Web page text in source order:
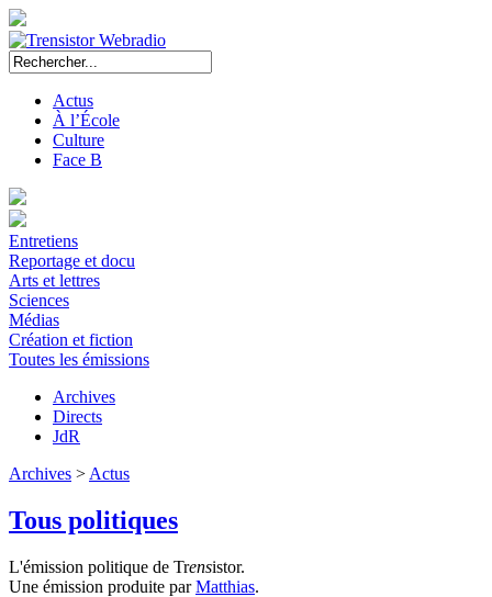
Actus
À l’École
Culture
Face B
Entretiens
Reportage et docu
Arts et lettres
Sciences
Médias
Création et fiction
Toutes les émissions
Archives
Directs
JdR
Archives > Actus
Tous politiques
L'émission politique de Trensistor.
Une émission produite parMatthias.